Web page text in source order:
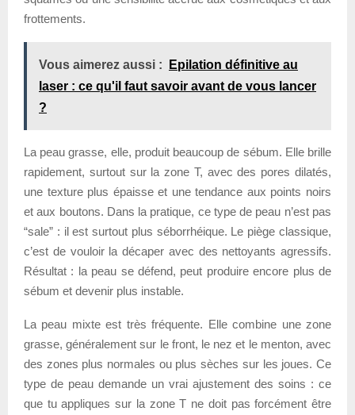
frottements.
Vous aimerez aussi :
Epilation définitive au
laser : ce qu'il faut savoir avant de vous lancer
?
La peau grasse, elle, produit beaucoup de sébum. Elle brille
rapidement, surtout sur la zone T, avec des pores dilatés,
une texture plus épaisse et une tendance aux points noirs
et aux boutons. Dans la pratique, ce type de peau n’est pas
“sale” : il est surtout plus séborrhéique. Le piège classique,
c’est de vouloir la décaper avec des nettoyants agressifs.
Résultat : la peau se défend, peut produire encore plus de
sébum et devenir plus instable.
La peau mixte est très fréquente. Elle combine une zone
grasse, généralement sur le front, le nez et le menton, avec
des zones plus normales ou plus sèches sur les joues. Ce
type de peau demande un vrai ajustement des soins : ce
que tu appliques sur la zone T ne doit pas forcément être